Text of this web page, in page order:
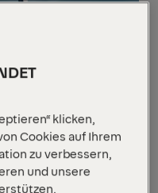
klicken,
Cookies auf Ihrem
zu verbessern,
und unsere